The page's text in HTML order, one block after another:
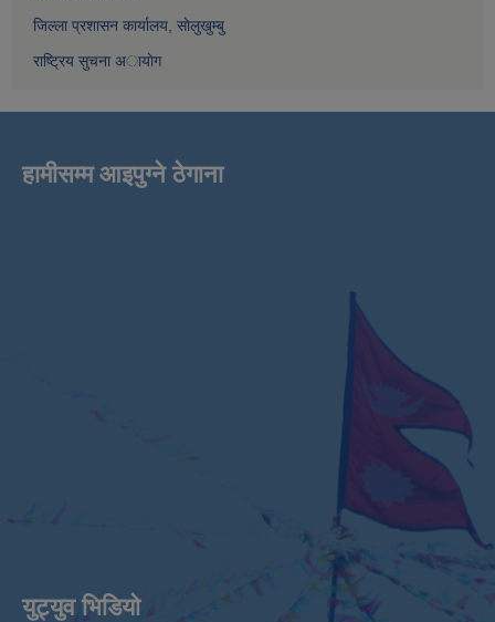
जिल्ला प्रशासन कार्यालय, साेलुखुम्बु
राष्ट्रिय सुचना अायाेग
हामीसम्म आइपुग्ने ठेगाना
युट्युव भिडियाे